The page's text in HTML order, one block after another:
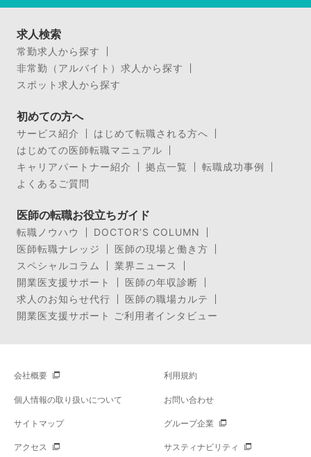
求人検索
常勤求人から探す
非常勤（アルバイト）求人から探す
スポット求人から探す
初めての方へ
サービス紹介
はじめて転職される方へ
はじめての医師転職マニュアル
キャリアパートナー紹介
拠点一覧
転職成功事例
よくあるご質問
医師の転職お役立ちガイド
転職ノウハウ
DOCTOR’S COLUMN
医師転職ナレッジ
医師の現場と働き方
スペシャルコラム
業界ニュース
開業医支援サポート
医師の年収診断
求人のお知らせ代行
医師の職場カルテ
開業医支援サポート ご利用者インタビュー
会社概要 利用規約
個人情報の取り扱いについて お問い合わせ
サイトマップ グループ企業
アクセス サスティナビリティ